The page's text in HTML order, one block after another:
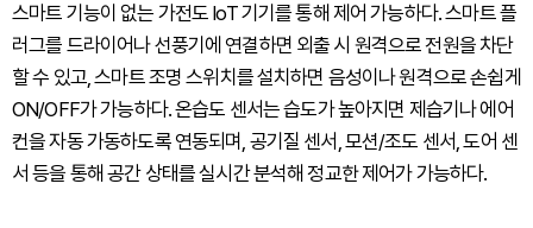
스마트 기능이 없는 가전도 IoT 기기를 통해 제어 가능하다. 스마트 플
러그를 드라이어나 선풍기에 연결하면 외출 시 원격으로 전원을 차단
할 수 있고, 스마트 조명 스위치를 설치하면 음성이나 원격으로 손쉽게
ON/OFF가 가능하다. 온습도 센서는 습도가 높아지면 제습기나 에어
컨을 자동 가동하도록 연동되며, 공기질 센서, 모션/조도 센서, 도어 센
서 등을 통해 공간 상태를 실시간 분석해 정교한 제어가 가능하다.